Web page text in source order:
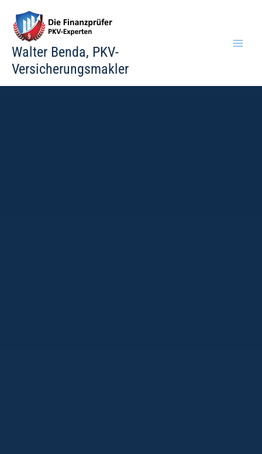
Inhalt
springen
Walter Benda, PKV-
Versicherungsmakler